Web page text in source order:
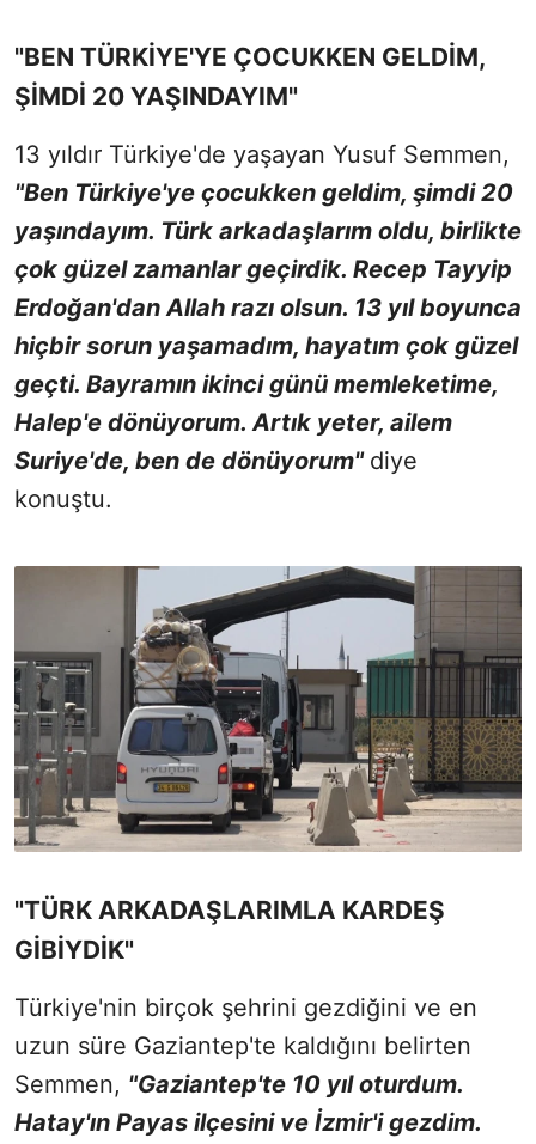
"BEN TÜRKİYE'YE ÇOCUKKEN GELDİM,
ŞİMDİ 20 YAŞINDAYIM"
13 yıldır Türkiye'de yaşayan Yusuf Semmen,
"Ben Türkiye'ye çocukken geldim, şimdi 20
yaşındayım. Türk arkadaşlarım oldu, birlikte
çok güzel zamanlar geçirdik. Recep Tayyip
Erdoğan'dan Allah razı olsun. 13 yıl boyunca
hiçbir sorun yaşamadım, hayatım çok güzel
geçti. Bayramın ikinci günü memleketime,
Halep'e dönüyorum. Artık yeter, ailem
Suriye'de, ben de dönüyorum" diye
konuştu.
"TÜRK ARKADAŞLARIMLA KARDEŞ
GİBİYDİK"
Türkiye'nin birçok şehrini gezdiğini ve en
uzun süre Gaziantep'te kaldığını belirten
Semmen, "Gaziantep'te 10 yıl oturdum.
Hatay'ın Payas ilçesini ve İzmir'i gezdim.